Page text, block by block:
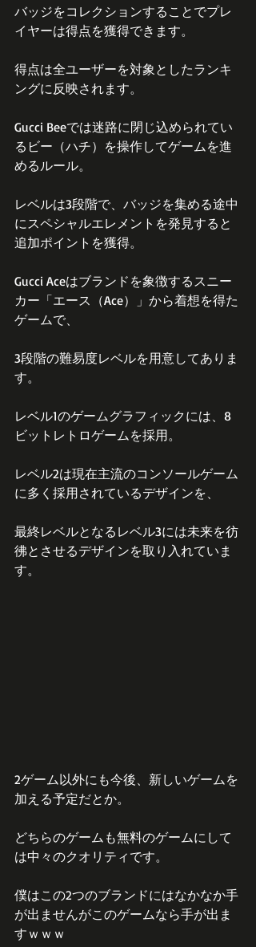
バッジをコレクションすることでプレ
イヤーは得点を獲得できます。
得点は全ユーザーを対象としたランキ
ングに反映されます。
Gucci Beeでは迷路に閉じ込められてい
るビー（ハチ）を操作してゲームを進
めるルール。
レベルは3段階で、バッジを集める途中
にスペシャルエレメントを発見すると
追加ポイントを獲得。
Gucci Aceはブランドを象徴するスニー
カー「エース（Ace）」から着想を得た
ゲームで、
3段階の難易度レベルを用意してありま
す。
レベル1のゲームグラフィックには、8
ビットレトロゲームを採用。
レベル2は現在主流のコンソールゲーム
に多く採用されているデザインを、
最終レベルとなるレベル3には未来を彷
彿とさせるデザインを取り入れていま
す。
2ゲーム以外にも今後、新しいゲームを
加える予定だとか。
どちらのゲームも無料のゲームにして
は中々のクオリティです。
僕はこの2つのブランドにはなかなか手
が出ませんがこのゲームなら手が出ま
すｗｗｗ